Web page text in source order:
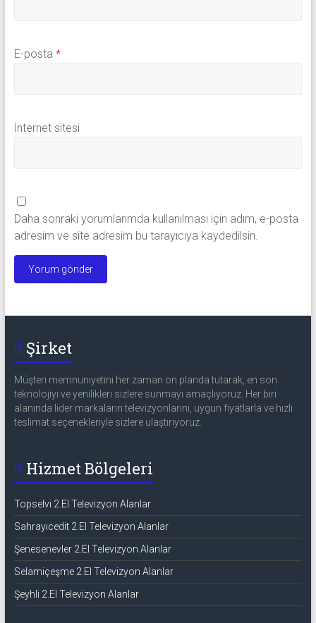
E-posta *
İnternet sitesi
Daha sonraki yorumlarımda kullanılması için adım, e-posta
adresim ve site adresim bu tarayıcıya kaydedilsin.
Şirket
Müşteri memnuniyetini her zaman ön planda tutarak, en son
teknolojiyi ve yenilikleri sizlere sunmayı amaçlıyoruz. Her biri
alanında lider markaların televizyonlarını, uygun fiyatlarla ve hızlı
teslimat seçenekleriyle sizlere ulaştırıyoruz.
Hizmet Bölgeleri
Topselvi 2.El Televizyon Alanlar
Sahrayıcedit 2.El Televizyon Alanlar
Şenesenevler 2.El Televizyon Alanlar
Selamiçeşme 2.El Televizyon Alanlar
Şeyhli 2.El Televizyon Alanlar